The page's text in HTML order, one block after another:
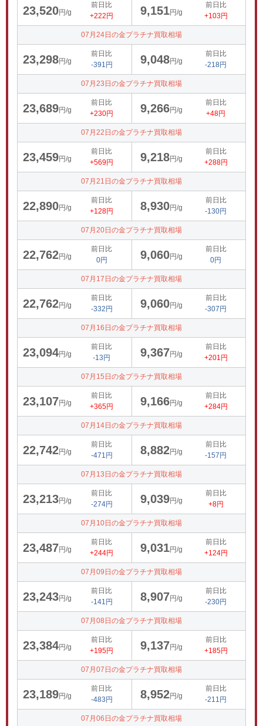
23,520円/g
前日比
+222円
9,151円/g
前日比
+103円
07月24日の金プラチナ買取相場
23,298円/g
前日比
-391円
9,048円/g
前日比
-218円
07月23日の金プラチナ買取相場
23,689円/g
前日比
+230円
9,266円/g
前日比
+48円
07月22日の金プラチナ買取相場
23,459円/g
前日比
+569円
9,218円/g
前日比
+288円
07月21日の金プラチナ買取相場
22,890円/g
前日比
+128円
8,930円/g
前日比
-130円
07月20日の金プラチナ買取相場
22,762円/g
前日比
0円
9,060円/g
前日比
0円
07月17日の金プラチナ買取相場
22,762円/g
前日比
-332円
9,060円/g
前日比
-307円
07月16日の金プラチナ買取相場
23,094円/g
前日比
-13円
9,367円/g
前日比
+201円
07月15日の金プラチナ買取相場
23,107円/g
前日比
+365円
9,166円/g
前日比
+284円
07月14日の金プラチナ買取相場
22,742円/g
前日比
-471円
8,882円/g
前日比
-157円
07月13日の金プラチナ買取相場
23,213円/g
前日比
-274円
9,039円/g
前日比
+8円
07月10日の金プラチナ買取相場
23,487円/g
前日比
+244円
9,031円/g
前日比
+124円
07月09日の金プラチナ買取相場
23,243円/g
前日比
-141円
8,907円/g
前日比
-230円
07月08日の金プラチナ買取相場
23,384円/g
前日比
+195円
9,137円/g
前日比
+185円
07月07日の金プラチナ買取相場
23,189円/g
前日比
-483円
8,952円/g
前日比
-211円
07月06日の金プラチナ買取相場